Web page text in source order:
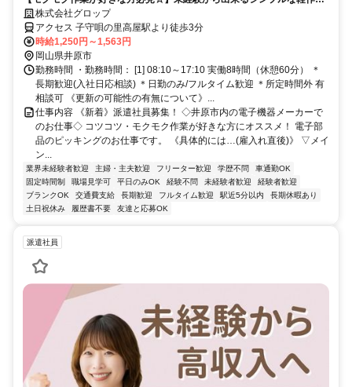
業！空調完備で快適◎土日祝休み！残業の相談可能♪
株式会社グロップ
アクセス 子守唄の里高屋駅より徒歩3分
時給1,250円～1,563円
岡山県井原市
勤務時間 ・勤務時間： [1] 08:10～17:10 実働8時間（休憩60分） ＊
長期歓迎(入社日応相談) ＊日勤のみ/フルタイム歓迎 ＊所定時間外 有
相談可 《更新の可能性の有無について》...
仕事内容 《新着》派遣社員募集！ ◇井原市内の電子機器メーカーで
のお仕事◇ コツコツ・モクモク作業が好きな方にオススメ！ 電子部
品のピッキングのお仕事です。 《具体的には…(雇入れ直後)》 ▽メイ
ン...
業界未経験者歓迎 主婦・主夫歓迎 フリーター歓迎 学歴不問
車通勤OK
固定時間制
職場見学可 平日のみOK 経験不問 未経験者歓迎
経験者歓迎
ブランクOK
交通費支給 長期歓迎 フルタイム歓迎 駅近5分以内
長期休暇あり
土日祝休み
履歴書不要 友達と応募OK
派遣社員